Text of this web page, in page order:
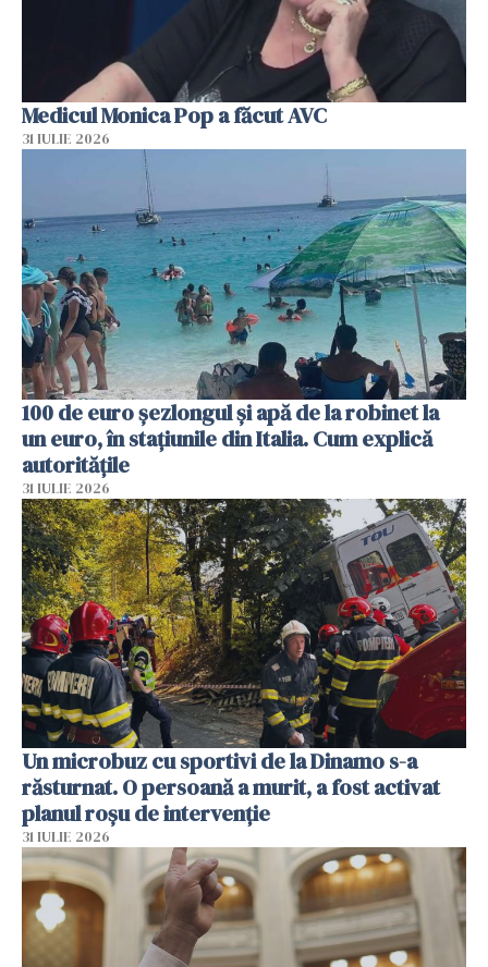
Medicul Monica Pop a făcut AVC
31 IULIE 2026
100 de euro șezlongul și apă de la robinet la
un euro, în stațiunile din Italia. Cum explică
autoritățile
31 IULIE 2026
Un microbuz cu sportivi de la Dinamo s-a
răsturnat. O persoană a murit, a fost activat
planul roșu de intervenție
31 IULIE 2026